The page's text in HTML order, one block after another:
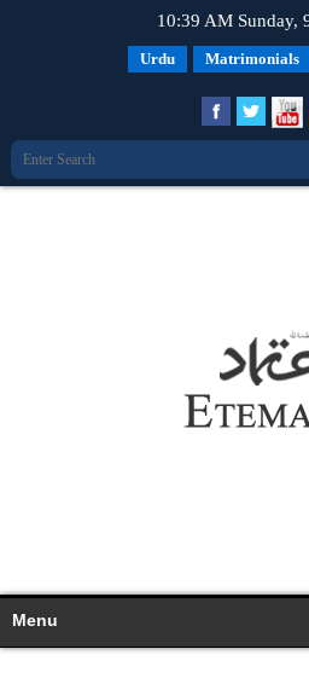
10:39 AM Sunday,
Urdu Matrimonials
Menu